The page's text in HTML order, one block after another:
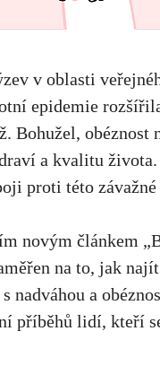
v oblasti
epidemie
Bohužel, obéznost
a ⁢kvalitu
proti této závažné
novým článkem
na to, jak
nadváhou a
příběhů lidí, kteří